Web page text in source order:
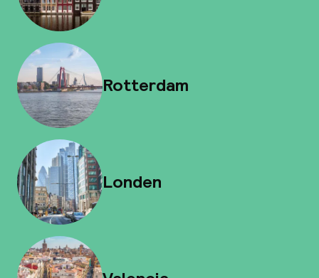
Rotterdam
Londen